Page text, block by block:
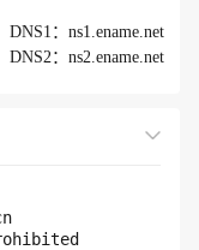
DNS1：ns1.ename.net
DNS2：ns2.ename.net